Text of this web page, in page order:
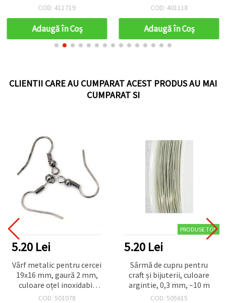
COD: 411719
Adaugă în Coş
COD: 401118
Adaugă în Coş
CLIENTII CARE AU CUMPARAT ACEST PRODUS AU MAI
CUMPARAT SI
5.20 Lei
Vârf metalic pentru cercei
19x16 mm, gaură 2 mm,
culoare oțel inoxidabil
închis - 50 bucăți
COD: 501078
PRODUSE TOP
5.20 Lei
Sârmă de cupru pentru
craft și bijuterii, culoare
argintie, 0,3 mm, ~10 m
COD: 505615